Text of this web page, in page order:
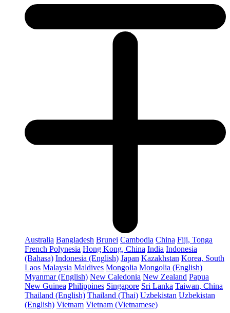
Australia Bangladesh Brunei Cambodia China Fiji, Tonga
French Polynesia Hong Kong, China India Indonesia
(Bahasa) Indonesia (English) Japan Kazakhstan Korea, South
Laos Malaysia Maldives Mongolia Mongolia (English)
Myanmar (English) New Caledonia New Zealand Papua
New Guinea Philippines Singapore Sri Lanka Taiwan, China
Thailand (English) Thailand (Thai) Uzbekistan Uzbekistan
(English) Vietnam Vietnam (Vietnamese)